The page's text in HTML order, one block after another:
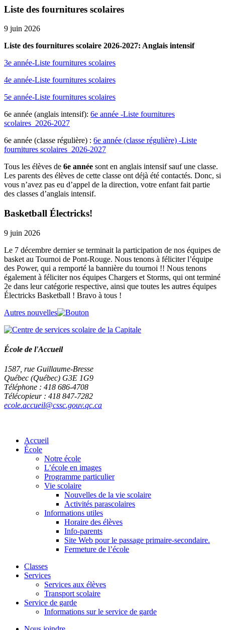
Liste des fournitures scolaires
9 juin 2026
Liste des fournitures scolaire 2026-2027: Anglais intensif
3e année-Liste fournitures scolaires
4e année-Liste fournitures scolaires
5e année-Liste fournitures scolaires
6e année (anglais intensif): 6e année -Liste fournitures
scolaires_2026-2027
6e année (classe régulière) : 6e année (classe régulière) -Liste
fournitures scolaires_2026-2027
Tous les élèves de 6e année sont en anglais intensif sauf une classe.
Les parents des élèves de cette classe ont déjà été contactés. Donc, si
vous n’avez pas eu d’appel de la direction, votre enfant fait partie
des classes d’anglais intensif.
Basketball Électricks!
9 juin 2026
Le 7 décembre dernier se terminait la participation de nos équipes de
basket au Tournoi de Pont-Rouge. Nous tenons à féliciter l’équipe
des Power, qui a remporté la bannière du tournoi !! Nous tenons
également à féliciter nos équipes Chargers et Storms, qui ont terminé
2e dans leur catégorie respective, ainsi que toutes les autres équipes
Électricks Basketball ! Bravo à tous !
Autres nouvelles
École de l'Accueil
1587, rue Guillaume-Bresse
Québec (Québec) G3E 1G9
Téléphone : 418 686-4708
Télécopieur : 418 847-7282
ecole.accueil@cssc.gouv.qc.ca
Accueil
École
Notre école
L’école en images
Programme particulier
Vie scolaire
Nouvelles de la vie scolaire
Activités parascolaires
Informations utiles
Horaire des élèves
Info-parents
Site Web pour le passage primaire-secondaire.
Fermeture de l’école
Classes
Services
Services aux élèves
Transport scolaire
Service de garde
Informations sur le service de garde